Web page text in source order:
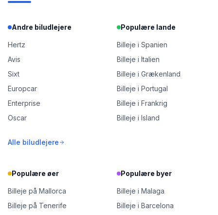
Andre biludlejere
Hertz
Avis
Sixt
Europcar
Enterprise
Oscar
Alle biludlejere
Populære lande
Billeje i Spanien
Billeje i Italien
Billeje i Grækenland
Billeje i Portugal
Billeje i Frankrig
Billeje i Island
Populære øer
Billeje på Mallorca
Billeje på Tenerife
Populære byer
Billeje i Malaga
Billeje i Barcelona